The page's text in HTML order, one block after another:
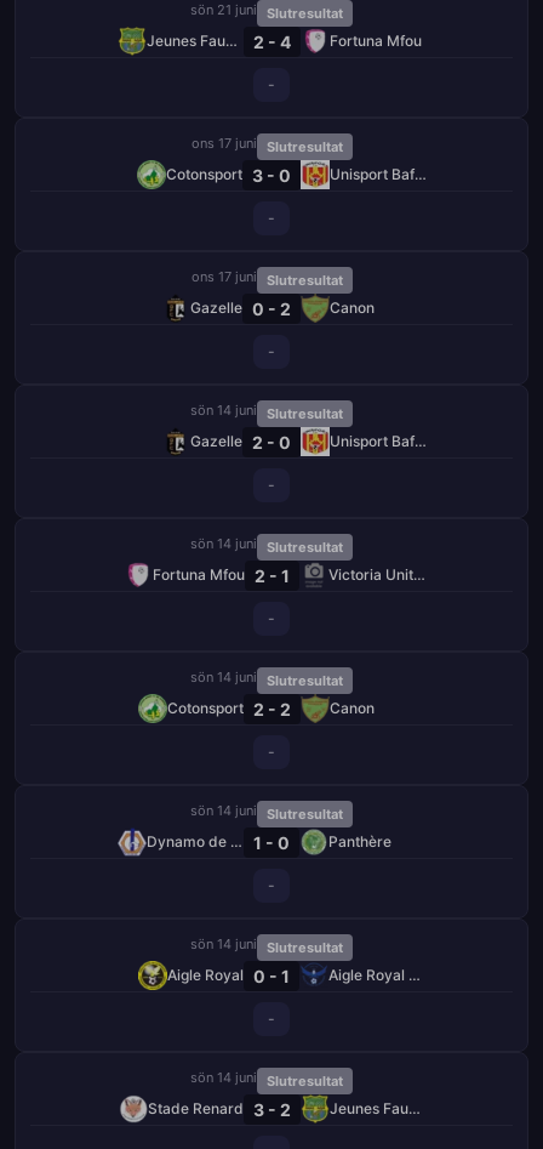
sön 21 juni Slutresultat
Jeunes Fauves 2 - 4 Fortuna Mfou
-
ons 17 juni Slutresultat
Cotonsport 3 - 0 Unisport Bafang
-
ons 17 juni Slutresultat
Gazelle 0 - 2 Canon
-
sön 14 juni Slutresultat
Gazelle 2 - 0 Unisport Bafang
-
sön 14 juni Slutresultat
Fortuna Mfou 2 - 1 Victoria United
-
sön 14 juni Slutresultat
Cotonsport 2 - 2 Canon
-
sön 14 juni Slutresultat
Dynamo de Douala 1 - 0 Panthère
-
sön 14 juni Slutresultat
Aigle Royal 0 - 1 Aigle Royal de Moungo
-
sön 14 juni Slutresultat
Stade Renard 3 - 2 Jeunes Fauves